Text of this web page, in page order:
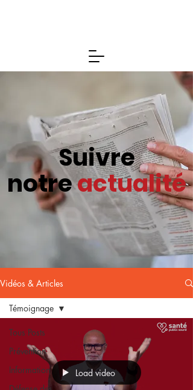
Suivre
notreactualité
Vidéos & Articles
Tous Posts
Prévention
Information
Témoignage
Load video